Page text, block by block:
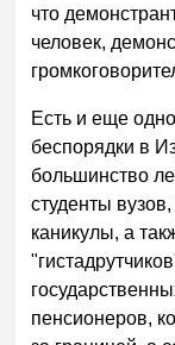
что
человек,
Есть и еще
беспорядки в
большинство
студенты
каникулы, а
пенсионеров,